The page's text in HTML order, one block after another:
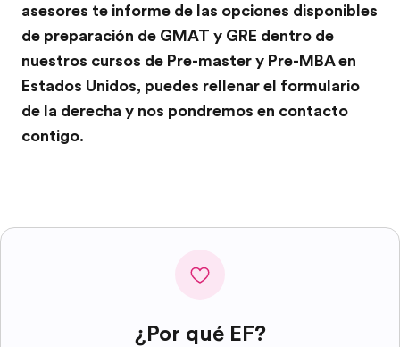
asesores te informe de las opciones disponibles
de preparación de GMAT y GRE dentro de
nuestros cursos de Pre-master y Pre-MBA en
Estados Unidos, puedes rellenar el formulario
de la derecha y nos pondremos en contacto
contigo.
¿Por qué EF?